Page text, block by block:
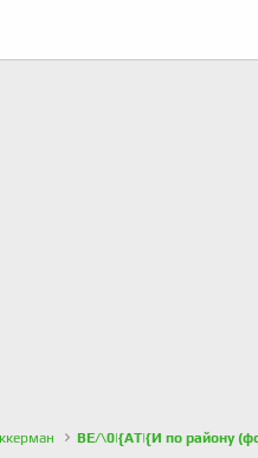
ВЕ/\0|{АТ|{И по району